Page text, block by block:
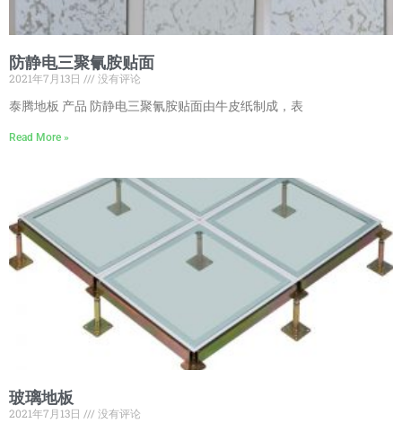
防静电三聚氰胺贴面
2021年7月13日
没有评论
泰腾地板 产品 防静电三聚氰胺贴面由牛皮纸制成，表
Read More »
玻璃地板
2021年7月13日
没有评论